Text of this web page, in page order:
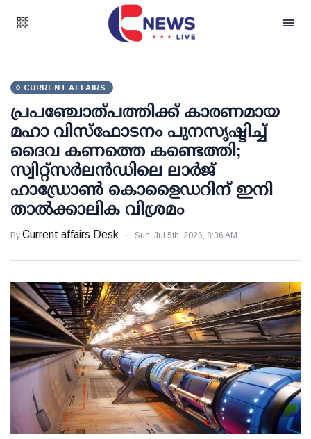
CURRENT AFFAIRS
പ്രപഞ്ചോത്പത്തിക്ക് കാരണമായ
മഹാ വിസ്‌ഫോടനം പുനസൃഷ്ടിച്ച്
ദൈവ കണത്തെ കണ്ടെത്തി;
സ്വിറ്റ്‌സര്‍ലന്‍ഡിലെ ലാര്‍ജ്
ഹാഡ്രോണ്‍ കൊളൈഡറിന് ഇനി
താല്‍ക്കാലിക വിശ്രമം
By Current affairs Desk Sun, Jul 5th, 2026, 8:36 AM